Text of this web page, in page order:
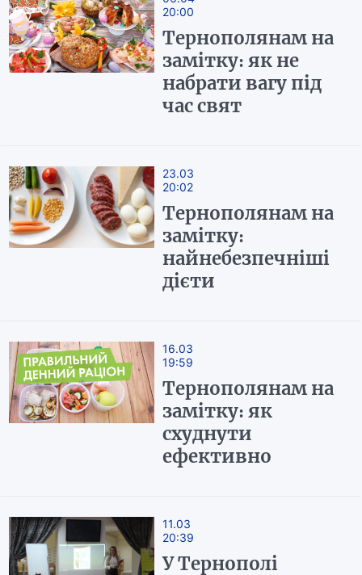
20:00
Тернополянам на
замітку: як не
набрати вагу під
час свят
23.03
20:02
Тернополянам на
замітку:
найнебезпечніші
дієти
16.03
19:59
Тернополянам на
замітку: як
схуднути
ефективно
11.03
20:39
У Тернополі